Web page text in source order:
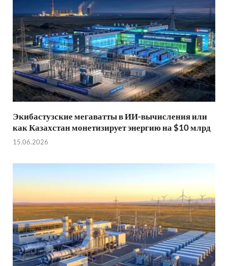
Экибастузские мегаватты в ИИ-вычисления или
как Казахстан монетизирует энергию на $10 млрд
15.06.2026